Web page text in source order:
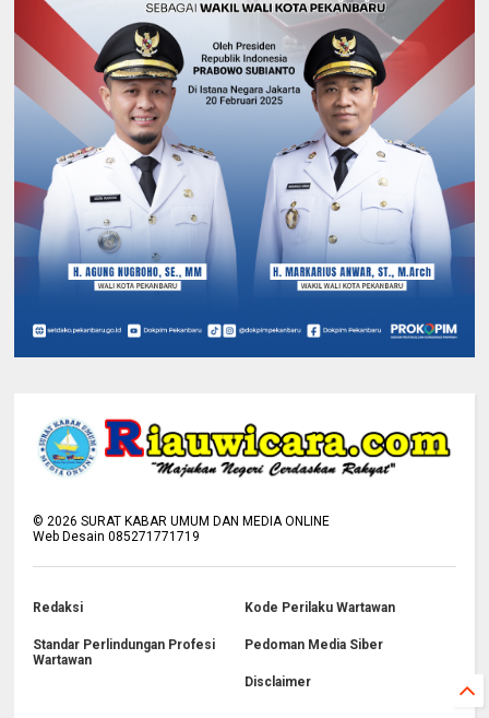
©2026 SURAT KABAR UMUM DAN MEDIA ONLINE
Web Desain 085271771719
Redaksi Kode Perilaku Wartawan
Standar Perlindungan Profesi
Wartawan
Pedoman Media Siber
Disclaimer